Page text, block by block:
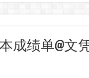
成绩单@文